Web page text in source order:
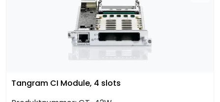
Tangram CI Module, 4 slots